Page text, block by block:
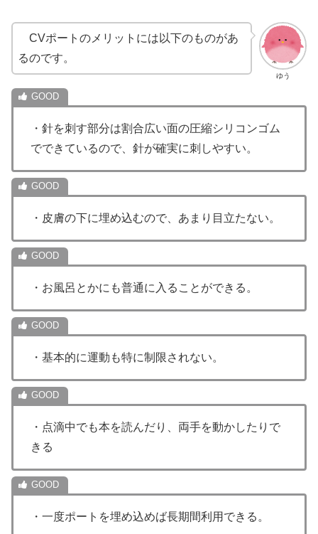
ゆう
CVポートのメリットには以下のものがあ
るのです。
・針を刺す部分は割合広い面の圧縮シリコンゴム
でできているので、針が確実に刺しやすい。
・皮膚の下に埋め込むので、あまり目立たない。
・お風呂とかにも普通に入ることができる。
・基本的に運動も特に制限されない。
・点滴中でも本を読んだり、両手を動かしたりで
きる
・一度ポートを埋め込めば長期間利用できる。